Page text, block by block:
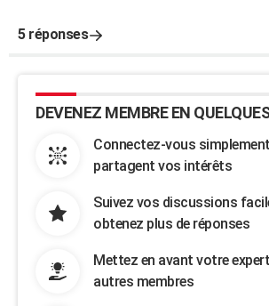
5 réponses
DEVENEZ MEMBRE EN
Connectez-vous
partagent vos intérêts
Suivez vos discussions
obtenez plus de réponses
Mettez en avant votre
autres membres